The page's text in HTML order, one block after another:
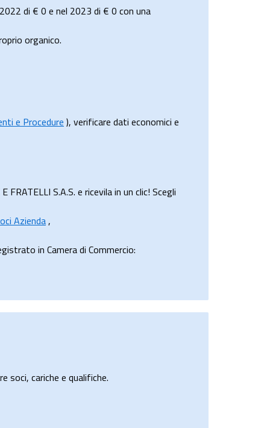
di € 0 e nel 2023 di € 0 con una
organico.
e Procedure ), verificare dati economici e
S.A.S. e ricevila in un clic! Scegli
Azienda,
in Camera di Commercio:
soci, cariche e qualifiche.